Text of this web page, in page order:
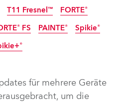
T11 Fresnel™ FORTE®
FS PAINTE® Spikie®
für mehrere Geräte
um die